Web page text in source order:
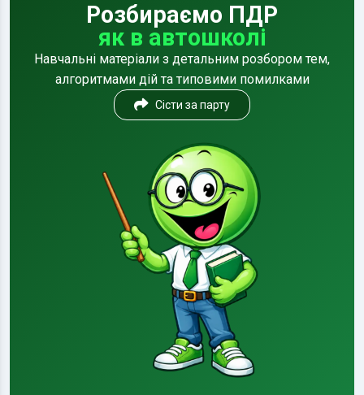
Розбираємо ПДР
як в автошколі
Навчальні матеріали з детальним розбором тем,
алгоритмами дій та типовими помилками
Сісти за парту